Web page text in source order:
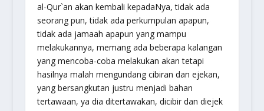
al-Qur`an akan kembali kepadaNya, tidak ada
seorang pun, tidak ada perkumpulan apapun,
tidak ada jamaah apapun yang mampu
melakukannya, memang ada beberapa kalangan
yang mencoba-coba melakukan akan tetapi
hasilnya malah mengundang cibiran dan ejekan,
yang bersangkutan justru menjadi bahan
tertawaan, ya dia ditertawakan, dicibir dan diejek